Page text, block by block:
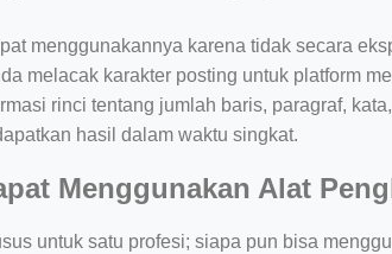
menggunakannya karena tidak secara
melacak karakter posting untuk platform
rinci tentang jumlah baris, paragraf,
hasil dalam waktu singkat.
Menggunakan Alat
untuk satu profesi; siapa pun bisa